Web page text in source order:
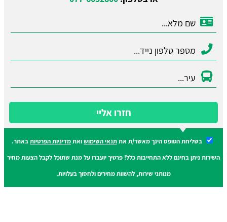
חזרו אליי
בשליחת הטופס הינך מאשר/ת אתתנאי השימושואתמדיניות הפרטיותבאתר.
השירות ניתן בחינם ללא התחייבות כלל! פרטיך יועברו על מנת שתוכל לקבל הצעות מחיר
מנותני שירות, להשוות מחירים ולחסוך בעלויות.